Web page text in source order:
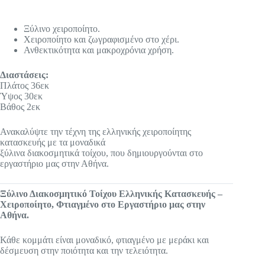
Ξύλινο χειροποίητο.
Χειροποίητο και ζωγραφισμένο στο χέρι.
Ανθεκτικότητα και μακροχρόνια χρήση.
Διαστάσεις:
Πλάτος 36εκ
Ύψος 30εκ
Βάθος 2εκ
Ανακαλύψτε την τέχνη της ελληνικής χειροποίητης
κατασκευής με τα μοναδικά
ξύλινα διακοσμητικά τοίχου, που δημιουργούνται στο
εργαστήριo μας στην Αθήνα.
Ξύλινο Διακοσμητικό Τοίχου Ελληνικής Κατασκευής –
Χειροποίητο, Φτιαγμένο στο Εργαστήριo μας στην
Αθήνα.
Κάθε κομμάτι είναι μοναδικό, φτιαγμένο με μεράκι και
δέσμευση στην ποιότητα και την τελειότητα.